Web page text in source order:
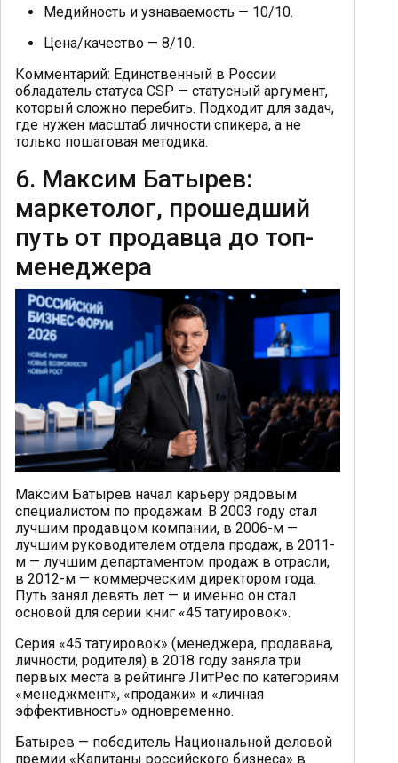
Медийность и узнаваемость — 10/10.
Цена/качество — 8/10.
Комментарий: Единственный в России
обладатель статуса CSP — статусный аргумент,
который сложно перебить. Подходит для задач,
где нужен масштаб личности спикера, а не
только пошаговая методика.
6. Максим Батырев:
маркетолог, прошедший
путь от продавца до топ-
менеджера
Максим Батырев начал карьеру рядовым
специалистом по продажам. В 2003 году стал
лучшим продавцом компании, в 2006-м —
лучшим руководителем отдела продаж, в 2011-
м — лучшим департаментом продаж в отрасли,
в 2012-м — коммерческим директором года.
Путь занял девять лет — и именно он стал
основой для серии книг «45 татуировок».
Серия «45 татуировок» (менеджера, продавана,
личности, родителя) в 2018 году заняла три
первых места в рейтинге ЛитРес по категориям
«менеджмент», «продажи» и «личная
эффективность» одновременно.
Батырев — победитель Национальной деловой
премии «Капитаны российского бизнеса» в